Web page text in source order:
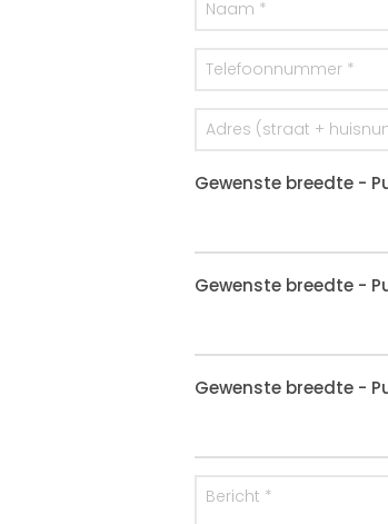
Gewenste breedte -
Gewenste breedte -
Gewenste breedte -